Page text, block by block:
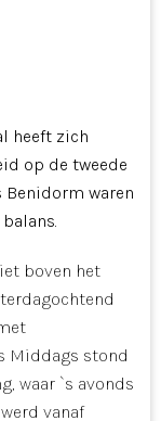
heeft zich
op de tweede
waren
boven het
Middags stond
waar `s avonds
vanaf